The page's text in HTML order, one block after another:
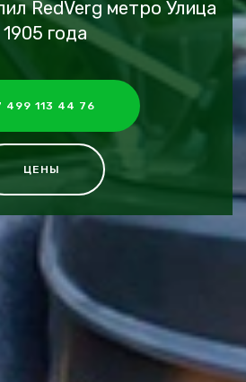
RedVerg метро Улица
1905 года
499 113 44 76
ЦЕНЫ